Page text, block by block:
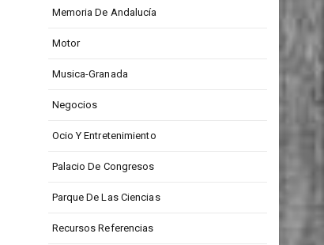
Memoria De Andalucía
Motor
Musica-Granada
Negocios
Ocio Y Entretenimiento
Palacio De Congresos
Parque De Las Ciencias
Recursos Referencias